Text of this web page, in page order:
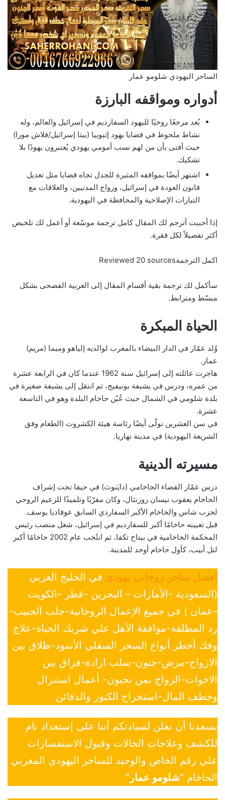
الساحر اليهودي شلومو عمار
أدواره ومواقفه البارزة
يُعد مرجعًا روحيًا لليهود السفارديم في إسرائيل والعالم، وله
نشاط ملحوظ في قضايا يهود إثيوبيا (بيتا إسرائيل/فلاش مورا)
حيث أفتى بأن من لهم نسب أمومي يهودي يُعتبرون يهودًا بلا
تشكيك.
اشتهر أيضًا بمواقفه المثيرة للجدل تجاه قضايا مثل تعديل
قانون العودة في إسرائيل، وزواج المدنيين، والعلاقات مع
التيارات الإصلاحية والمحافظة في اليهودية.
إذا أحببت أترجم لك المقال كامل ترجمة موسّعة أو أعمل لك تلخيص
أكثر تفصيلاً لكل فقرة.
اكمل الترجمةReviewed 20 sources
سأكمل لك ترجمة بقية أقسام المقال إلى العربية الفصحى بشكل
مبسّط ومترابط.
الحياة المبكرة
وُلد عمّار في الدار البيضاء بالمغرب لوالديه إلياهو وميما (مريم)
عمار.
هاجرت عائلته إلى إسرائيل سنة 1962 عندما كان في الرابعة عشرة
من عمره، ودرس في يشيفة بونيفيج، ثم انتقل إلى يشيفة صغيرة في
بلدة شلومي في الشمال حيث عُيّن حاخام البلدة وهو في التاسعة
عشرة.
في سن العشرين تولّى أيضًا رئاسة هيئة الكشروت (الطعام وفق
الشريعة اليهودية) في مدينة نهاريا.
مسيرته الدينية
درس عمّار القضاء الحاخامي (دايَنوث) في حيفا تحت إشراف
الحاخام يعقوب نيسان روزنثال، وكان مقرّبًا وتلميذًا للزعيم الروحي
لحزب شاس والحاخام الأكبر السفاردي السابق عوفاديا يوسف.
قبل تعيينه حاخامًا أكبر للسفارديم في إسرائيل، شغل منصب رئيس
المحكمة الحاخامية في بيتاح تكفا، ثم انتُخب عام 2002 حاخامًا أكبر
لتل أبيب، كأول حاخام أوحد للمدينة.
افضل ساحر روحاني يهودي في الخليج العربي
(السعودية -الأمارات – البحرين -قطر -الكويت
-عمان ) في جميع الإعمال الروحانية-جلب الحبيب-
رد المطلقة-موافقة الأهل علي شريك الحياة-علاج
وفك أخطر أنواع السحر السفلي الأسود-طلاق بين
الازواج-مرض-جنون-سلب ارادة-فراق بين
الاخوات-الزواج بمن تحبون- أعمال استنزال
وخطف المال-استخراج الكنوز والدفائن
يسعدنا أن نعلن لسيادتكم أننا على إستعداد تام
للكشف وعلاجات الحالات وقبول الاستفسارات
علي رقم الخاص والوحيد للساحر اليهودي المغربي
الحاخام “شلومو عمار ”